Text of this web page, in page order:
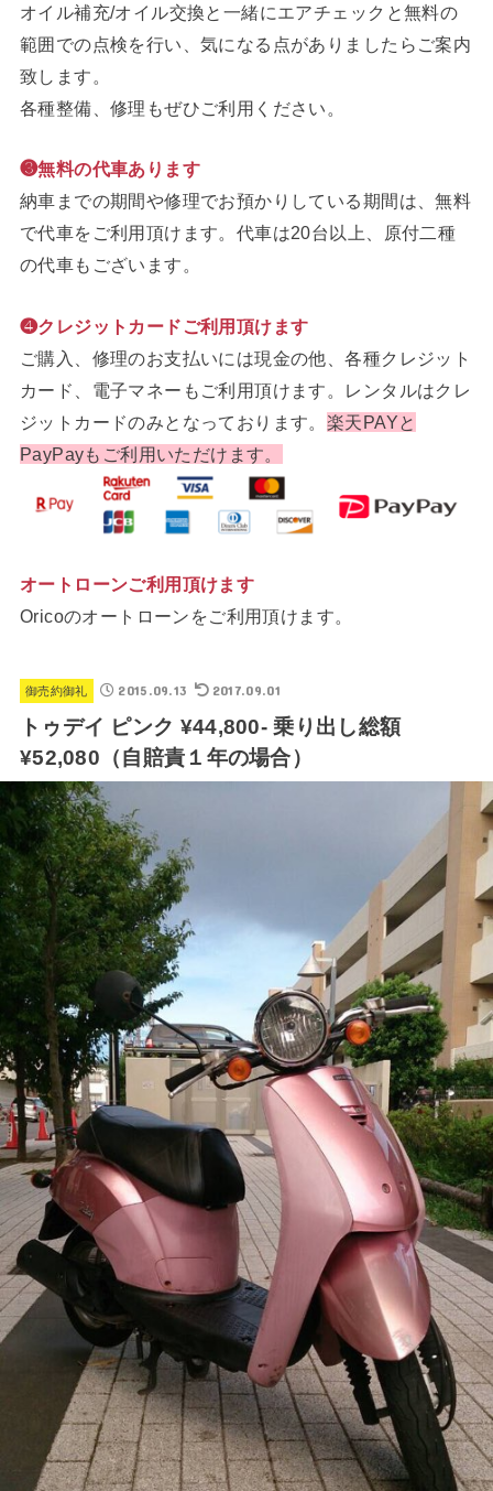
オイル補充/オイル交換と一緒にエアチェックと無料の
範囲での点検を行い、気になる点がありましたらご案内
致します。
各種整備、修理もぜひご利用ください。
❸無料の代車あります
納車までの期間や修理でお預かりしている期間は、無料
で代車をご利用頂けます。代車は20台以上、原付二種
の代車もございます。
❹クレジットカードご利用頂けます
ご購入、修理のお支払いには現金の他、各種クレジット
カード、電子マネーもご利用頂けます。レンタルはクレ
ジットカードのみとなっております。 楽天PAYと
PayPayもご利用いただけます。
オートローンご利用頂けます
Oricoのオートローンをご利用頂けます。
御売約御礼 2015.09.13 2017.09.01
トゥデイ ピンク ¥44,800- 乗り出し総額
¥52,080（自賠責１年の場合）